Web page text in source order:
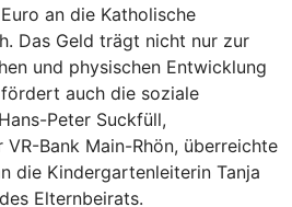
an die Katholische
Das Geld trägt nicht nur zur
und physischen Entwicklung
auch die soziale
Peter Suckfüll,
Bank Main-Rhön, überreichte
die Kindergartenleiterin Tanja
Elternbeirats.